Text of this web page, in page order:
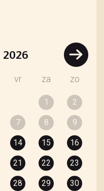
2026
vr za zo
1 2
7 8 9
14 15 16
21 22 23
28 29 30